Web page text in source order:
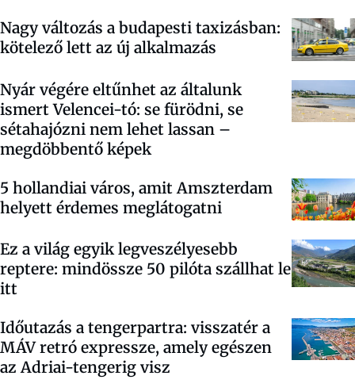
Nagy változás a budapesti taxizásban:
kötelező lett az új alkalmazás
Nyár végére eltűnhet az általunk
ismert Velencei-tó: se fürödni, se
sétahajózni nem lehet lassan –
megdöbbentő képek
5 hollandiai város, amit Amszterdam
helyett érdemes meglátogatni
Ez a világ egyik legveszélyesebb
reptere: mindössze 50 pilóta szállhat le
itt
Időutazás a tengerpartra: visszatér a
MÁV retró expressze, amely egészen
az Adriai-tengerig visz